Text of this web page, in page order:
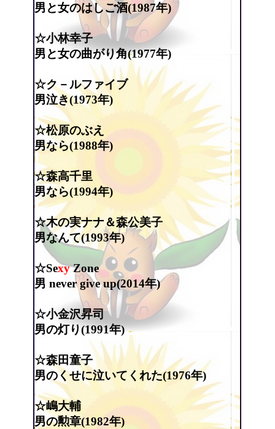
男と女のはしご酒(1987年)
☆小林幸子
男と女の曲がり角(1977年)
☆ク－ルファイブ
男泣き(1973年)
☆松原のぶえ
男なら(1988年)
☆森高千里
男なら(1994年)
☆木の実ナナ＆森公美子
男なんて(1993年)
☆SexyZone
男 never give up(2014年)
☆小金沢昇司
男の灯り(1991年)
☆森田童子
男のくせに泣いてくれた(1976年)
☆嶋大輔
男の勲章(1982年)